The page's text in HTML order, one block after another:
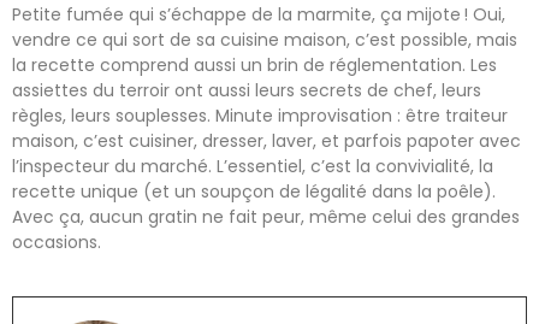
Petite fumée qui s’échappe de la marmite, ça mijote ! Oui,
vendre ce qui sort de sa cuisine maison, c’est possible, mais
la recette comprend aussi un brin de réglementation. Les
assiettes du terroir ont aussi leurs secrets de chef, leurs
règles, leurs souplesses. Minute improvisation : être traiteur
maison, c’est cuisiner, dresser, laver, et parfois papoter avec
l’inspecteur du marché. L’essentiel, c’est la convivialité, la
recette unique (et un soupçon de légalité dans la poêle).
Avec ça, aucun gratin ne fait peur, même celui des grandes
occasions.